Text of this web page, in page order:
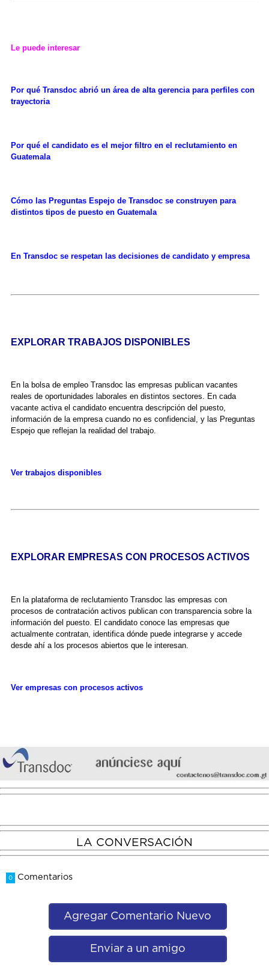
Le puede interesar
Por qué Transdoc abrió un área de alta gerencia para perfiles con
trayectoria
Por qué el candidato es el mejor filtro en el reclutamiento en
Guatemala
Cómo las Preguntas Espejo de Transdoc se construyen para
distintos tipos de puesto en Guatemala
En Transdoc se respetan las decisiones de candidato y empresa
EXPLORAR TRABAJOS DISPONIBLES
En la bolsa de empleo Transdoc las empresas publican vacantes
reales de oportunidades laborales en distintos sectores. En cada
vacante activa el candidato encuentra descripción del puesto,
información de la empresa cuando no es confidencial, y las Preguntas
Espejo que reflejan la realidad del trabajo.
Ver trabajos disponibles
EXPLORAR EMPRESAS CON PROCESOS ACTIVOS
En la plataforma de reclutamiento Transdoc las empresas con
procesos de contratación activos publican con transparencia sobre la
información del puesto. El candidato conoce las empresas que
actualmente contratan, identifica dónde puede integrarse y accede
desde ahí a los procesos abiertos que le interesan.
Ver empresas con procesos activos
LA CONVERSACIÓN
0 Comentarios
Agregar Comentario Nuevo
Enviar a un amigo